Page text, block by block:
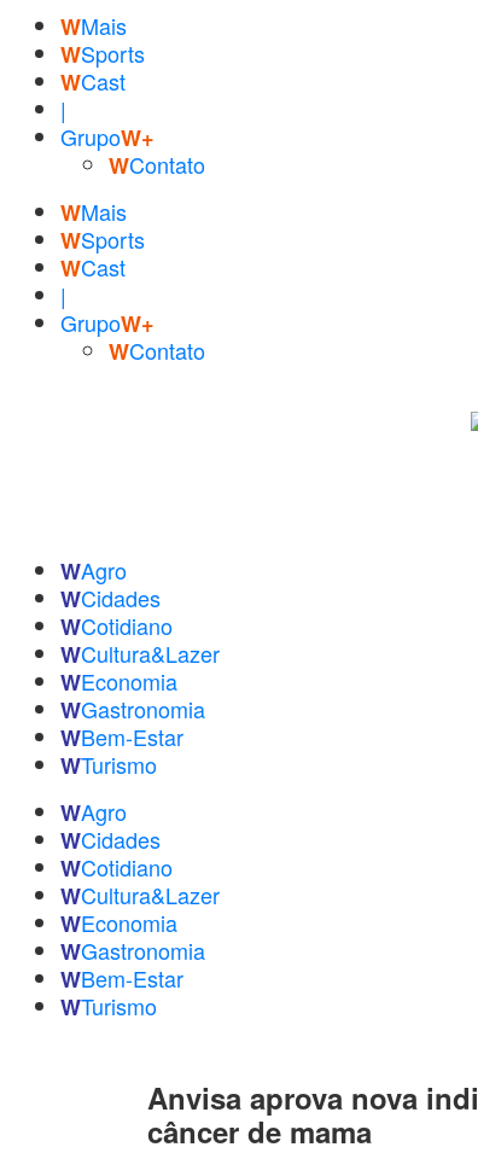
WMais
WSports
WCast
|
GrupoW+
WContato
WMais
WSports
WCast
|
GrupoW+
WContato
WAgro
WCidades
WCotidiano
WCultura&Lazer
WEconomia
WGastronomia
WBem-Estar
WTurismo
WAgro
WCidades
WCotidiano
WCultura&Lazer
WEconomia
WGastronomia
WBem-Estar
WTurismo
Anvisa aprova nova
câncer de mama